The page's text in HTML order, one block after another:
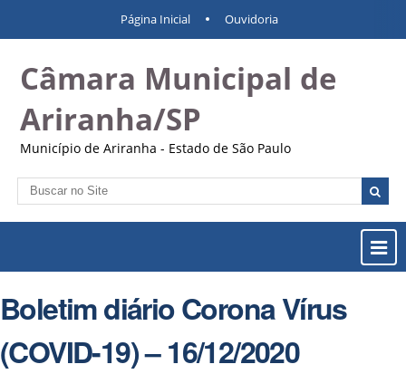
Página Inicial Ouvidoria
Câmara Municipal de
Ariranha/SP
Município de Ariranha - Estado de São Paulo
Busca
ou
Boletim diário Corona Vírus
(COVID-19) – 16/12/2020